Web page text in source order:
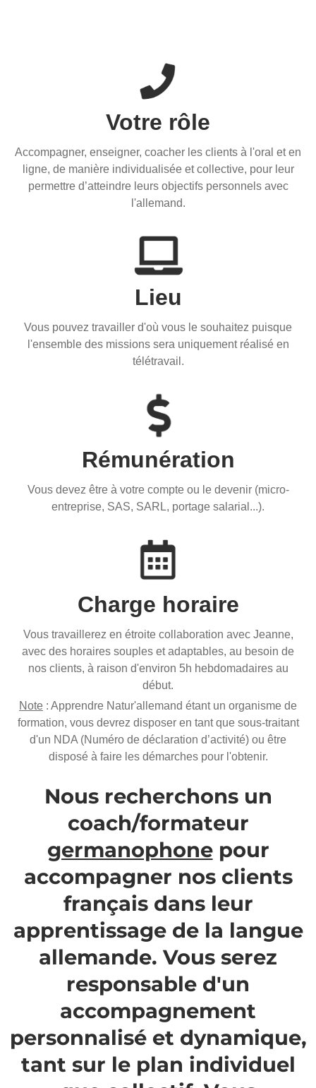
Votre rôle
Accompagner, enseigner, coacher les clients à l'oral et en
ligne, de manière individualisée et collective, pour leur
permettre d’atteindre leurs objectifs personnels avec
l'allemand.
Lieu
Vous pouvez travailler d'où vous le souhaitez puisque
l'ensemble des missions sera uniquement réalisé en
télétravail.
Rémunération
Vous devez être à votre compte ou le devenir (micro-
entreprise, SAS, SARL, portage salarial...).
Charge horaire
Vous travaillerez en étroite collaboration avec Jeanne,
avec des horaires souples et adaptables, au besoin de
nos clients, à raison d'environ 5h hebdomadaires au
début.
Note : Apprendre Natur'allemand étant un organisme de
formation, vous devrez disposer en tant que sous-traitant
d'un NDA (Numéro de déclaration d’activité) ou être
disposé à faire les démarches pour l'obtenir.
Nous recherchons un
coach/formateur
germanophonepour
accompagner nos clients
français dans leur
apprentissage de la langue
allemande. Vous serez
responsable d'un
accompagnement
personnalisé et dynamique,
tant sur le plan individuel